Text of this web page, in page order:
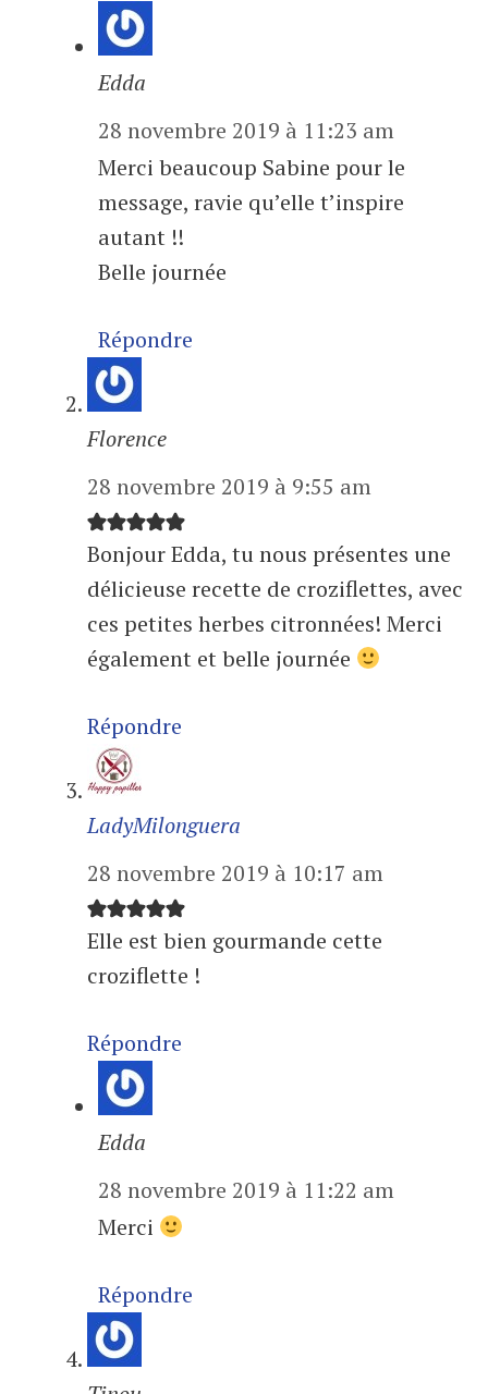
Edda
28 novembre 2019 à 11:23 am
Merci beaucoup Sabine pour le
message, ravie qu’elle t’inspire
autant !!
Belle journée
Répondre
Florence
28 novembre 2019 à 9:55 am
Bonjour Edda, tu nous présentes une
délicieuse recette de croziflettes, avec
ces petites herbes citronnées! Merci
également et belle journée
Répondre
LadyMilonguera
28 novembre 2019 à 10:17 am
Elle est bien gourmande cette
croziflette !
Répondre
Edda
28 novembre 2019 à 11:22 am
Merci
Répondre